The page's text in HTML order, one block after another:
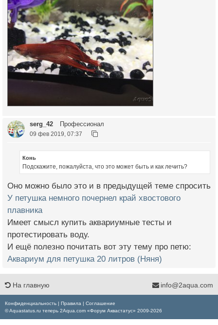
serg_42 Профессионал
09 фев 2019, 07:37
Конь
Подскажите, пожалуйста, что это может быть и как лечить?
Оно можно было это и в предыдущей теме спросить
У петушка немного почернел край хвостового
плавника
Имеет смысл купить аквариумные тесты и
протестировать воду.
И ещё полезно почитать вот эту тему про петю:
Аквариум для петушка 20 литров (Няня)
На главную info@2aqua.com
Конфиденциальность | Правила | Соглашение
© Aquastatus.ru теперь 2Aqua.com «Форум Аквастатус» 2009-2026